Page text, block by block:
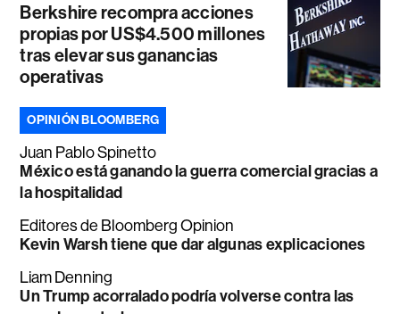
Berkshire recompra acciones
propias por US$4.500 millones
tras elevar sus ganancias
operativas
OPINIÓN BLOOMBERG
Juan Pablo Spinetto
México está ganando la guerra comercial gracias a
la hospitalidad
Editores de Bloomberg Opinion
Kevin Warsh tiene que dar algunas explicaciones
Liam Denning
Un Trump acorralado podría volverse contra las